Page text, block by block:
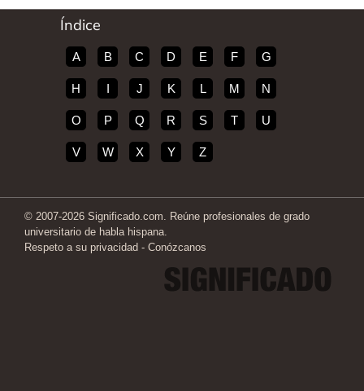
Índice
A B C D E F G
H I J K L M N
O P Q R S T U
V W X Y Z
© 2007-2026 Significado.com. Reúne profesionales de grado
universitario de habla hispana.
Respeto a su privacidad - Conózcanos